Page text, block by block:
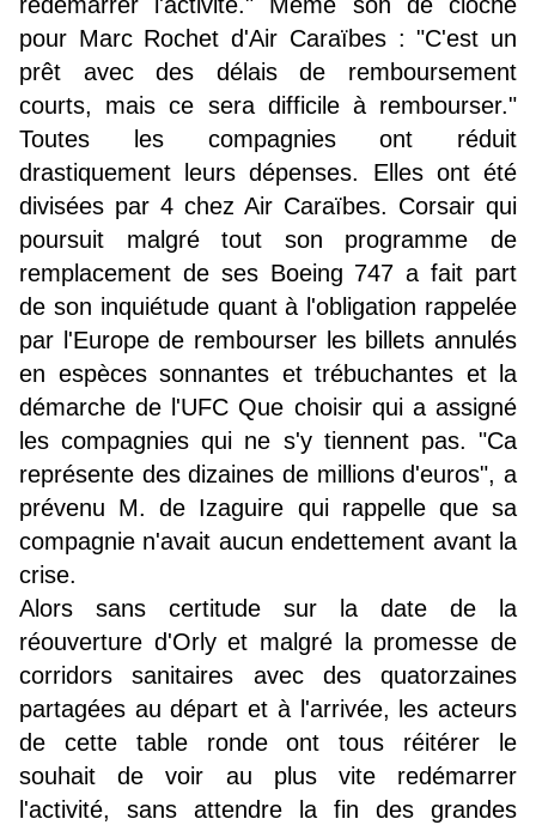
pour Marc Rochet d'Air Caraïbes : "C'est un
prêt avec des délais de remboursement
courts, mais ce sera difficile à rembourser."
Toutes les compagnies ont réduit
drastiquement leurs dépenses. Elles ont été
divisées par 4 chez Air Caraïbes. Corsair qui
poursuit malgré tout son programme de
remplacement de ses Boeing 747 a fait part
de son inquiétude quant à l'obligation rappelée
par l'Europe de rembourser les billets annulés
en espèces sonnantes et trébuchantes et la
démarche de l'UFC Que choisir qui a assigné
les compagnies qui ne s'y tiennent pas. "Ca
représente des dizaines de millions d'euros", a
prévenu M. de Izaguire qui rappelle que sa
compagnie n'avait aucun endettement avant la
crise.
Alors sans certitude sur la date de la
réouverture d'Orly et malgré la promesse de
corridors sanitaires avec des quatorzaines
partagées au départ et à l'arrivée, les acteurs
de cette table ronde ont tous réitérer le
souhait de voir au plus vite redémarrer
l'activité, sans attendre la fin des grandes